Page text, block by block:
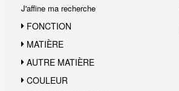
J'affine ma recherche
FONCTION
MATIÈRE
AUTRE MATIÈRE
COULEUR